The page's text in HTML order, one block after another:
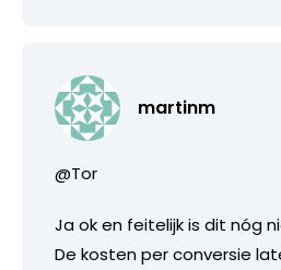
martinm
@Tor
Ja ok en feitelijk is dit nóg
De kosten per conversie